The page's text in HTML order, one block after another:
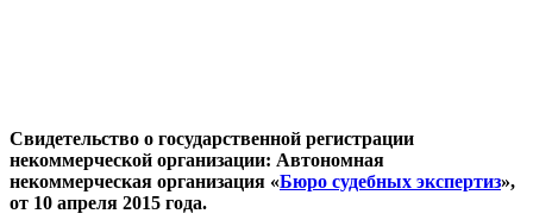
Свидетельство о государственной регистрации
некоммерческой организации: Автономная
некоммерческая организация «Бюро судебных экспертиз»,
от 10 апреля 2015 года.